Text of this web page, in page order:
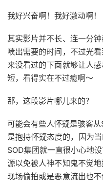
我好兴奋啊！我好激动啊！
其实影片并不长、连一分
喷出需要的时间，不过光
来没看过的下面就够让人
短，看得实在不过瘾啊～
那，这段影片哪儿来的？
可能会有些人怀疑是骇客
是抱持怀疑态度的，因为
SOD集团就一直很小心地
源以免被人神不知鬼不觉
现场偷拍或是恶意流出也